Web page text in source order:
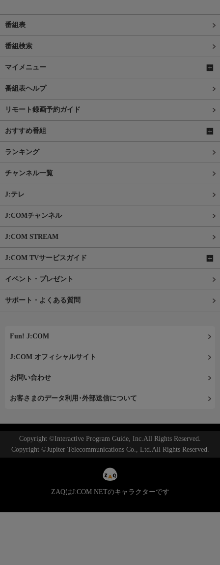
番組表
番組検索
マイメニュー
番組表ヘルプ
リモート録画予約ガイド
おすすめ番組
ランキング
チャンネル一覧
J:テレ
J:COMチャンネル
J:COM STREAM
J:COM TVサービスガイド
イベント・プレゼント
サポート・よくある質問
Fun! J:COM
J:COM オフィシャルサイト
お問い合わせ
お客さまのデータ利用･外部送信について
Copyright ©Interactive Program Guide, Inc.All Rights Reserved.
Copyright ©Jupiter Telecommunications Co., Ltd.All Rights Reserved.
ZAQはJ:COM NETのキャラクターです